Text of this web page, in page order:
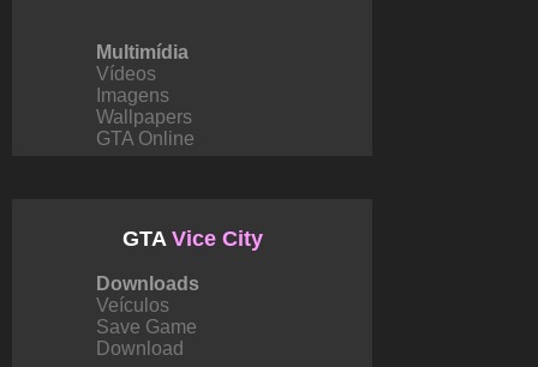
Multimídia
Vídeos
Imagens
Wallpapers
GTA Online
GTA Vice City
Downloads
Veículos
Save Game
Download